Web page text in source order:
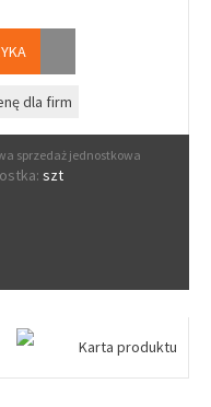
dla firm
sprzedaż jednostkowa
szt
Karta produktu